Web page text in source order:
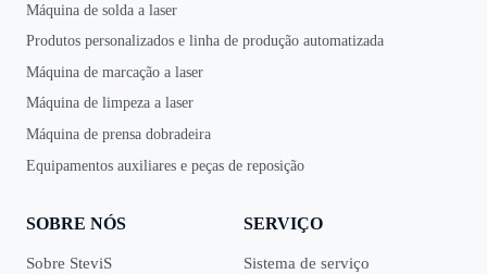
Máquina de solda a laser
Produtos personalizados e linha de produção automatizada
Máquina de marcação a laser
Máquina de limpeza a laser
Máquina de prensa dobradeira
Equipamentos auxiliares e peças de reposição
SOBRE NÓS
Sobre SteviS
SERVIÇO
Sistema de serviço